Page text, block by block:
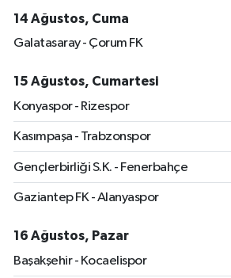
14 Ağustos, Cuma
Galatasaray - Çorum FK
15 Ağustos, Cumartesi
Konyaspor - Rizespor
Kasımpaşa - Trabzonspor
Gençlerbirliği S.K. - Fenerbahçe
Gaziantep FK - Alanyaspor
16 Ağustos, Pazar
Başakşehir - Kocaelispor